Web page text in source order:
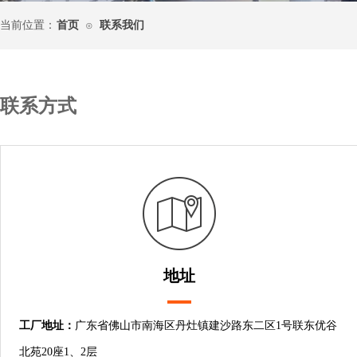
当前位置： 首页 ⊙ 联系我们
地址
工厂地址： 广东省佛山市南海区丹灶镇建沙路东二区1号联东优谷
北苑20座1、2层
联系方式